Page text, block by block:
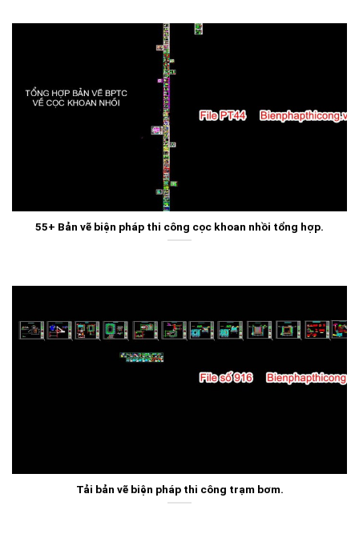
55+ Bản vẽ biện pháp thi công cọc khoan nhồi tổng hợp.
Tải bản vẽ biện pháp thi công trạm bơm.